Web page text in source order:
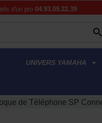
d'un pro 04.93.09.22.39

UNIVERS YAMAHA
de Téléphone SP